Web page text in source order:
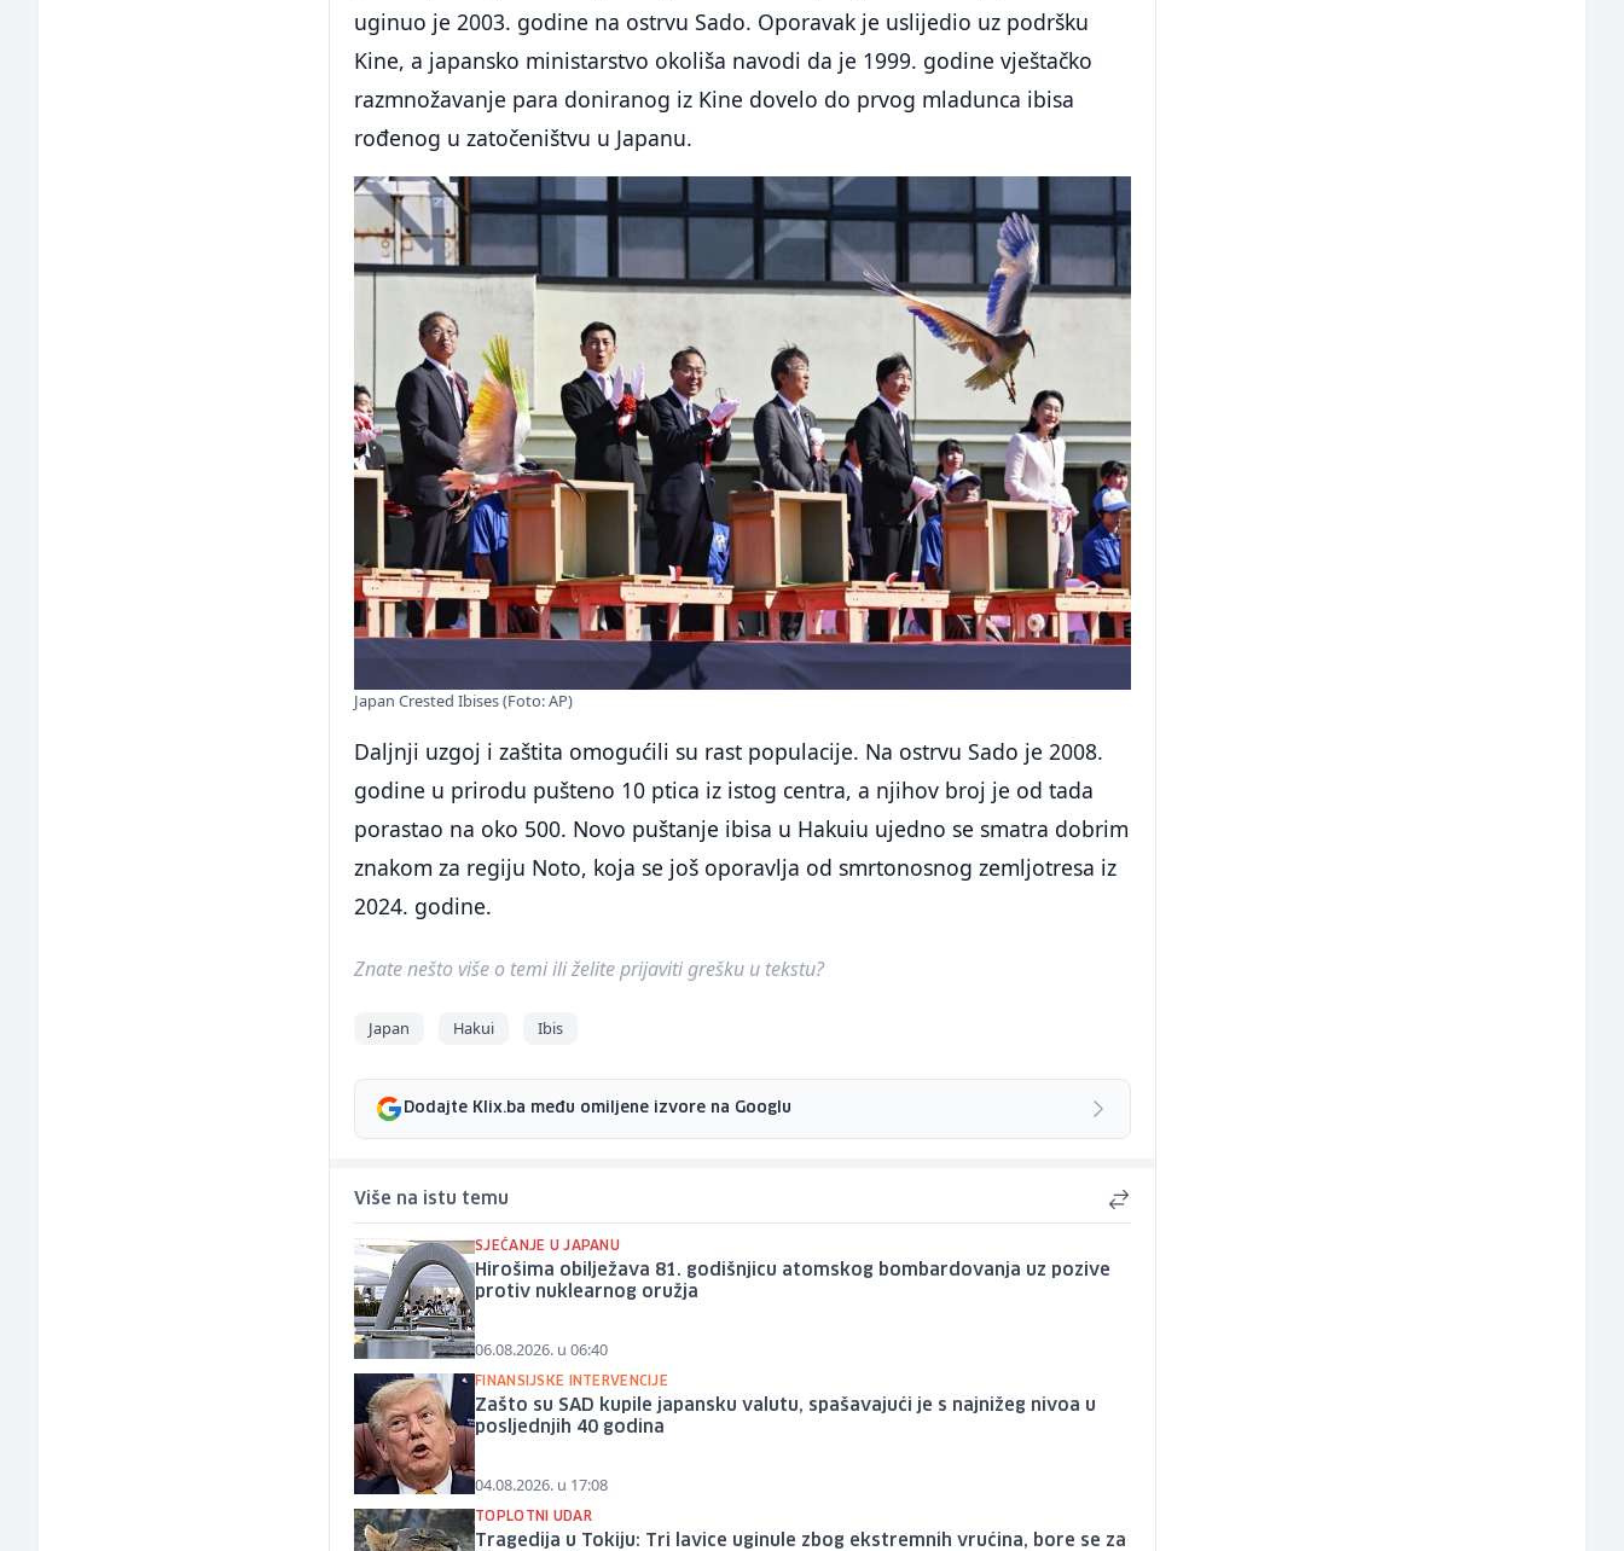
uginuo je 2003. godine na ostrvu Sado. Oporavak je uslijedio uz podršku
Kine, a japansko ministarstvo okoliša navodi da je 1999. godine vještačko
razmnožavanje para doniranog iz Kine dovelo do prvog mladunca ibisa
rođenog u zatočeništvu u Japanu.
Japan Crested Ibises (Foto: AP)
Daljnji uzgoj i zaštita omogućili su rast populacije. Na ostrvu Sado je 2008.
godine u prirodu pušteno 10 ptica iz istog centra, a njihov broj je od tada
porastao na oko 500. Novo puštanje ibisa u Hakuiu ujedno se smatra dobrim
znakom za regiju Noto, koja se još oporavlja od smrtonosnog zemljotresa iz
2024. godine.
Znate nešto više o temi ili želite prijaviti grešku u tekstu?
Japan Hakui Ibis
Dodajte Klix.ba među omiljene izvore na Googlu
Više na istu temu
SJEĆANJE U JAPANU
Hirošima obilježava 81. godišnjicu atomskog bombardovanja uz pozive
protiv nuklearnog oružja
06.08.2026. u 06:40
FINANSIJSKE INTERVENCIJE
Zašto su SAD kupile japansku valutu, spašavajući je s najnižeg nivoa u
posljednjih 40 godina
04.08.2026. u 17:08
TOPLOTNI UDAR
Tragedija u Tokiju: Tri lavice uginule zbog ekstremnih vrućina, bore se za